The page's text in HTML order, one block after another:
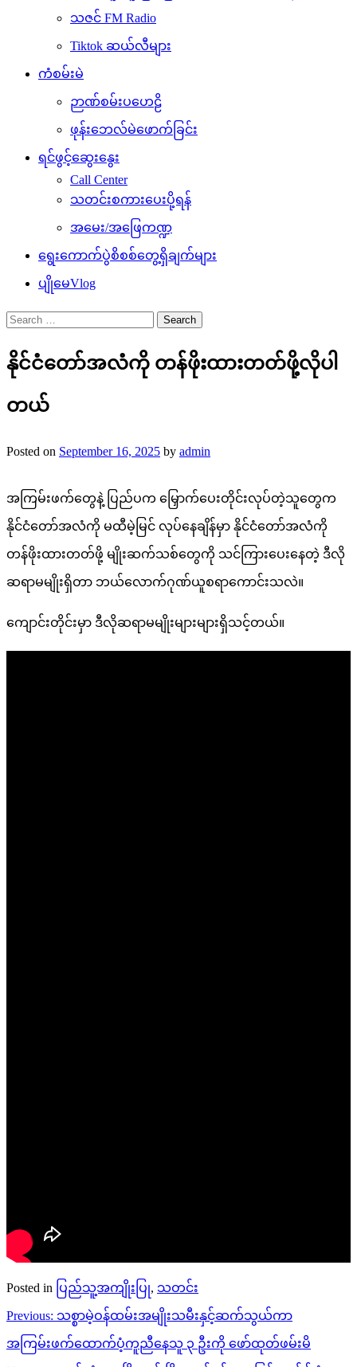
သဇင် FM Radio
Tiktok ဆယ်လီများ
ကံစမ်းမဲ
ဉာဏ်စမ်းပဟေဠိ
ဖုန်းဘေလ်မဲဖောက်ခြင်း
ရင်ဖွင့်ဆွေးနွေး
Call Center
သတင်းစကားပေးပို့ရန်
အမေး/အဖြေကဏ္ဍ
ရွေးကောက်ပွဲစိစစ်တွေ့ရှိချက်များ
ပျိုမေVlog
Search
for:
နိုင်ငံတော်အလံကို တန်ဖိုးထားတတ်ဖို့လိုပါ
တယ်
Posted on September 16, 2025 by admin
အကြမ်းဖက်တွေနဲ့ ပြည်ပက မြှောက်ပေးတိုင်းလုပ်တဲ့သူတွေက
နိုင်ငံတော်အလံကို မထီမဲ့မြင် လုပ်နေချိန်မှာ နိုင်ငံတော်အလံကို
တန်ဖိုးထားတတ်ဖို့ မျိုးဆက်သစ်တွေကို သင်ကြားပေးနေတဲ့ ဒီလို
ဆရာမမျိုးရှိတာ ဘယ်လောက်ဂုဏ်ယူစရာကောင်းသလဲ။
ကျောင်းတိုင်းမှာ ဒီလိုဆရာမမျိုးများများရှိသင့်တယ်။
Posted in ပြည်သူ့အကျိုးပြု, သတင်း
Post
navigation
Previous: သစ္စာမဲ့ဝန်ထမ်းအမျိုးသမီးနှင့်ဆက်သွယ်ကာ
အကြမ်းဖက်ထောက်ပံ့ကူညီနေသူ ၃ ဦးကို ဖော်ထုတ်ဖမ်းမိ